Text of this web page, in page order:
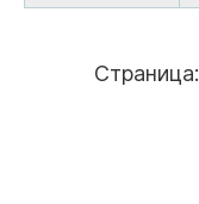
Страница: